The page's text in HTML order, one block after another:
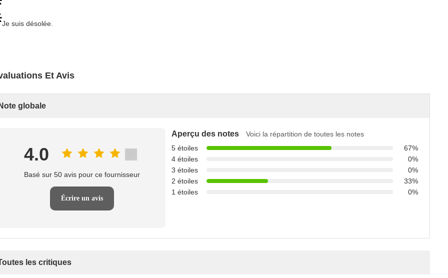
Je suis désolée.
Et Avis
Note globale
4.0
Basé sur 50 avis pour ce fournisseur
Écrire un avis
Aperçu des notes
Voici la répartition de toutes les notes
5 étoiles
67%
4 étoiles
0%
3 étoiles
0%
2 étoiles
33%
1 étoiles
0%
les critiques